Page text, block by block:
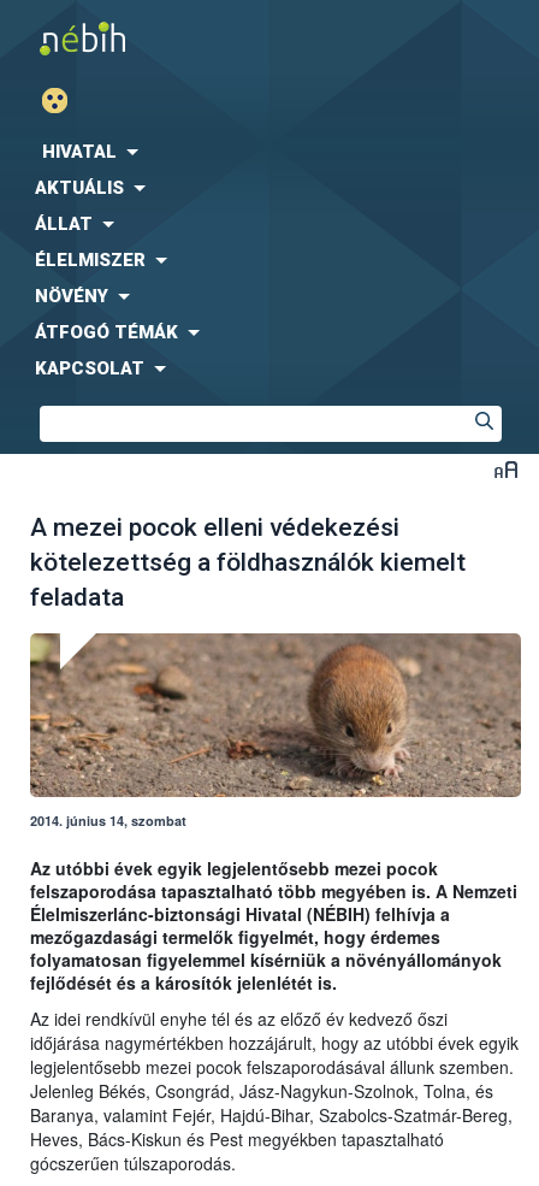
HIVATAL
AKTUÁLIS
ÁLLAT
ÉLELMISZER
NÖVÉNY
ÁTFOGÓ TÉMÁK
KAPCSOLAT
A mezei pocok elleni védekezési
kötelezettség a földhasználók kiemelt
feladata
2014. június 14, szombat
Az utóbbi évek egyik legjelentősebb mezei pocok
felszaporodása tapasztalható több megyében is. A Nemzeti
Élelmiszerlánc-biztonsági Hivatal (NÉBIH) felhívja a
mezőgazdasági termelők figyelmét, hogy érdemes
folyamatosan figyelemmel kísérniük a növényállományok
fejlődését és a károsítók jelenlétét is.
Az idei rendkívül enyhe tél és az előző év kedvező őszi
időjárása nagymértékben hozzájárult, hogy az utóbbi évek egyik
legjelentősebb mezei pocok felszaporodásával állunk szemben.
Jelenleg Békés, Csongrád, Jász-Nagykun-Szolnok, Tolna, és
Baranya, valamint Fejér, Hajdú-Bihar, Szabolcs-Szatmár-Bereg,
Heves, Bács-Kiskun és Pest megyékben tapasztalható
gócszerűen túlszaporodás.